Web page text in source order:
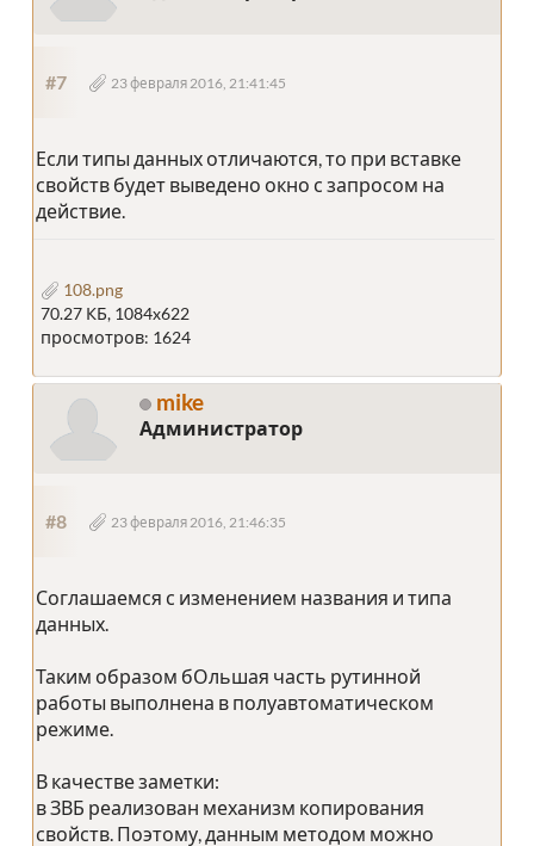
#7 23 февраля 2016, 21:41:45
Если типы данных отличаются, то при вставке
свойств будет выведено окно с запросом на
действие.
108.png
70.27 КБ, 1084x622
просмотров: 1624
mike
Администратор
#8 23 февраля 2016, 21:46:35
Соглашаемся с изменением названия и типа
данных.
Таким образом бОльшая часть рутинной
работы выполнена в полуавтоматическом
режиме.
В качестве заметки:
в ЗВБ реализован механизм копирования
свойств. Поэтому, данным методом можно